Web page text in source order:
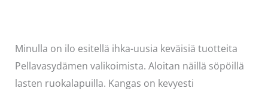
Minulla on ilo esitellä ihka-uusia keväisiä tuotteita
Pellavasydämen valikoimista. Aloitan näillä söpöillä
lasten ruokalapuilla. Kangas on kevyesti